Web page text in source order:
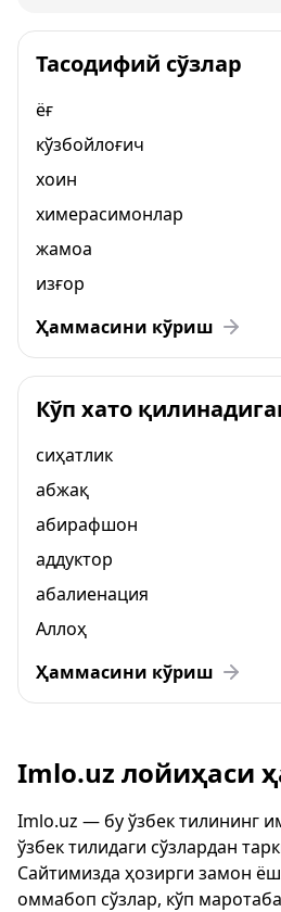
Тасодифий сўзлар
ёғ
кўзбойлоғич
хоин
химерасимонлар
жамоа
изғор
Ҳаммасини кўриш
Кўп хато
сиҳатлик
абжақ
абирафшон
аддуктор
абалиенация
Аллоҳ
Ҳаммасини кўриш
Imlo.uz лойиҳаси
Imlo.uz — бу ўзбек тилининг
ўзбек тилидаги сўзлардан
Сайтимизда ҳозирги замон
оммабоп сўзлар, кўп